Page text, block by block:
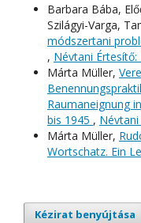
Barbara Bába,
Szilágyi-Varga,
módszertani
, Névtani Értesítő:
Márta Müller,
Raumaneignung
bis 1945 , Névtani
Márta Müller,
Wortschatz. Ein
Kézirat benyújtása